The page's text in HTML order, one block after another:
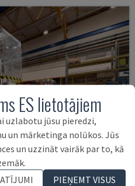
ES lietotājiem
uzlabotu jūsu pieredzi,
un mārketinga nolūkos. Jūs
un uzzināt vairāk par to, kā
PIEŅEMT VISUS